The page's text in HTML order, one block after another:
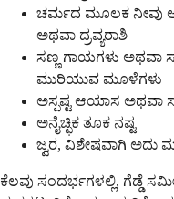
ಚರ್ಮದ ಮೂಲಕ ನೀವು
ಅಥವಾ ದ್ರವ್ಯರಾಶಿ
ಸಣ್ಣ ಗಾಯಗಳು ಅಥವಾ
ಮುರಿಯುವ ಮೂಳೆಗಳು
ಅಸ್ಪಷ್ಟ ಆಯಾಸ ಅಥವಾ
ಅನೈಚ್ಛಿಕ ತೂಕ ನಷ್ಟ
ಜ್ವರ, ವಿಶೇಷವಾಗಿ ಅದು
ಕೆಲವು ಸಂದರ್ಭಗಳಲ್ಲಿ, ಗೆಡ್ಡೆ